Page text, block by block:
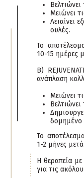
Μειώνει
Λειαίνει
ουλές.
Το
10-15 ημέρες
Β)
ανάπλαση
Μειώνει
Βελτιώνει
δομημένο
Το
1-2 μήνες
Η θεραπεία
για τις